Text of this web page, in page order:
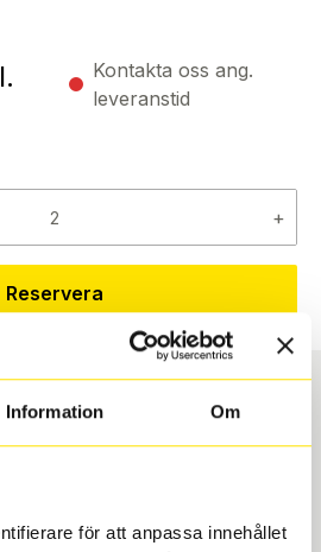
Information Om
för att anpassa innehållet
Kontakta oss ang.
leveranstid
+
Reservera
Däckstorlek
235/65 R 17 104V